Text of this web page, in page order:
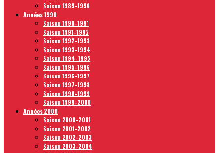
Saison 1989-1990
Années 1990
Saison 1990-1991
Saison 1991-1992
Saison 1992-1993
Saison 1993-1994
Saison 1994-1995
Saison 1995-1996
Saison 1996-1997
Saison 1997-1998
Saison 1998-1999
Saison 1999-2000
Années 2000
Saison 2000-2001
Saison 2001-2002
Saison 2002-2003
Saison 2003-2004